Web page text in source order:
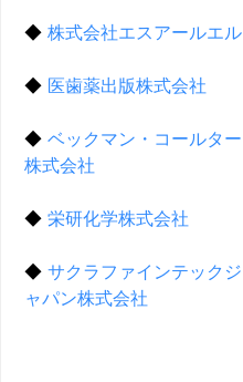
◆ 株式会社エスアールエル
◆ 医歯薬出版株式会社
◆ ベックマン・コールター
株式会社
◆ 栄研化学株式会社
◆ サクラファインテックジ
ャパン株式会社